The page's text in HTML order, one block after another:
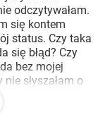
odczytywałam.
się kontem
status. Czy taka
się błąd? Czy
bez mojej
słyszałam o
status na
nie odczytał.